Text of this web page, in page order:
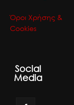
Όροι Χρήσης &
Cookies
Social
Media